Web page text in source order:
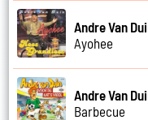
Andre Van
Ayohee
Andre Van
Barbecue